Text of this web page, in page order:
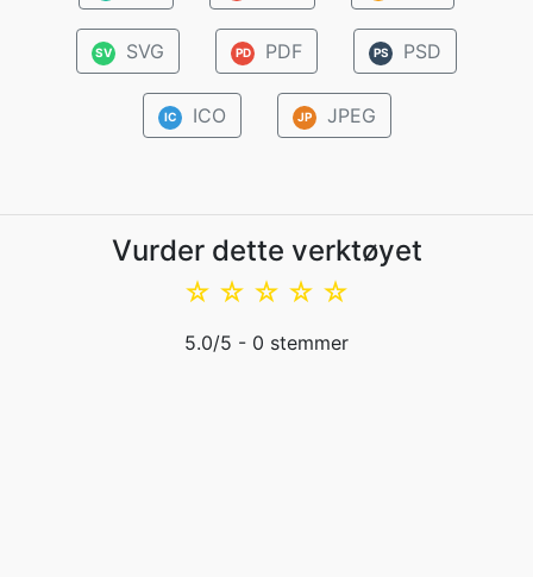
SV SVG PD PDF PS PSD
IC ICO JP JPEG
Vurder dette verktøyet
☆
☆
☆
☆
☆
5.0/5 - 0 stemmer